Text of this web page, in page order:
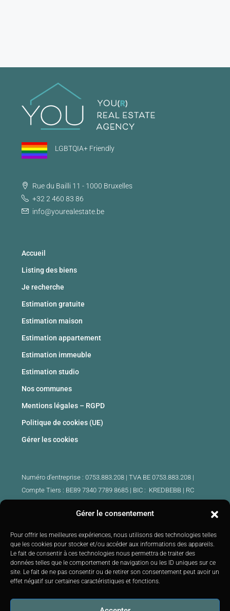
Gérer le consentement
Pour offrir les meilleures expériences, nous utilisons des technologies telles
que les cookies pour stocker et/ou accéder aux informations des appareils.
Le fait de consentir à ces technologies nous permettra de traiter des
données telles que le comportement de navigation ou les ID uniques sur ce
site. Le fait de ne pas consentir ou de retirer son consentement peut avoir un
effet négatif sur certaines caractéristiques et fonctions.
LGBTQIA+ Friendly
Rue du Bailli 11 - 1000 Bruxelles
+32 2 460 83 86
info@yourealestate.be
Accueil
Listing des biens
Je recherche
Estimation gratuite
Estimation maison
Estimation appartement
Estimation immeuble
Estimation studio
Nos communes
Mentions légales – RGPD
Politique de cookies (UE)
Gérer les cookies
Numéro d’entreprise : 0753.883.208 | TVA BE 0753.883.208 |
Compte Tiers : BE89 7340 7789 8685 | BIC : KREDBEBB | RC
IPI 510.425 – IPI 509.754 – IPI 512.791 – IPI : 520.171
IPI 519.992 (stagiaire)
Soumis aucode de déontologie IPI :http://ipi.be |Instance de
contrôle : IPI –Rue du Luxembourg 16B 1000 Bruxelles –